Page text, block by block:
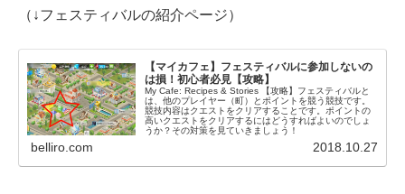
（↓フェスティバルの紹介ページ）
【マイカフェ】フェスティバルに参加しないの
は損！初心者必見【攻略】
My Cafe: Recipes & Stories 【攻略】フェスティバルと
は、他のプレイヤー（町）とポイントを競う競技です。
競技内容はクエストをクリアすることです。ポイントの
高いクエストをクリアするにはどうすればよいのでしょ
うか？その対策を見ていきましょう！
belliro.com 2018.10.27